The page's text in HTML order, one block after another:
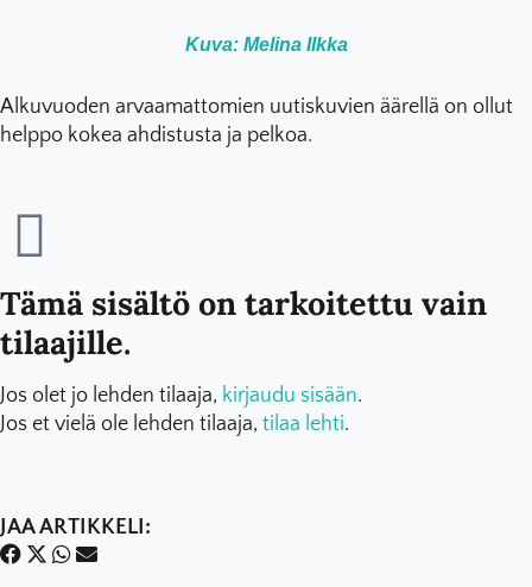
Kuva: Melina Ilkka
Alkuvuoden arvaamattomien uutiskuvien äärellä on ollut
helppo kokea ahdistusta ja pelkoa.
Tämä sisältö on tarkoitettu vain
tilaajille.
Jos olet jo lehden tilaaja, kirjaudu sisään.
Jos et vielä ole lehden tilaaja, tilaa lehti.
JAA ARTIKKELI: